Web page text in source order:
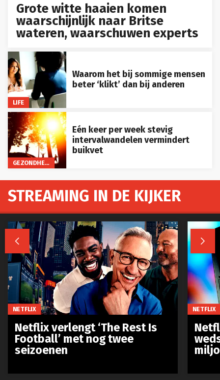
Grote witte haaien komen
waarschijnlijk naar Britse
wateren, waarschuwen experts
LIFE
Waarom het bij sommige mensen
beter ‘klikt’ dan bij anderen
GEZONDHEID
Eén keer per week stevig
intervalwandelen vermindert
buikvet
STREAMING IN DE KIJKER
 
NETFLIX
Netflix verlengt ‘The Rest Is
Football’ met nog twee
seizoenen
NETFLIX